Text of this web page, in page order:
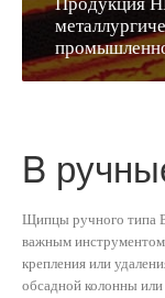
B
Щипцы ручного типа
важным
крепления или
обсадной колонны